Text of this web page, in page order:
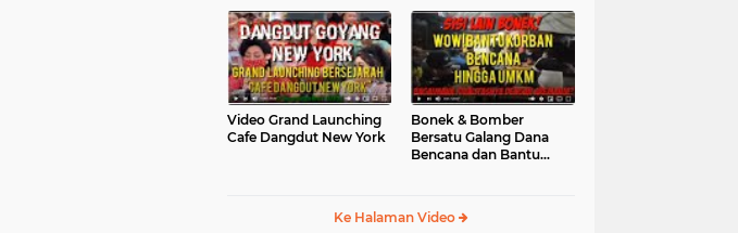
Video Grand Launching
Cafe Dangdut New York
Bonek & Bomber
Bersatu Galang Dana
Bencana dan Bantu
Ke Halaman Video